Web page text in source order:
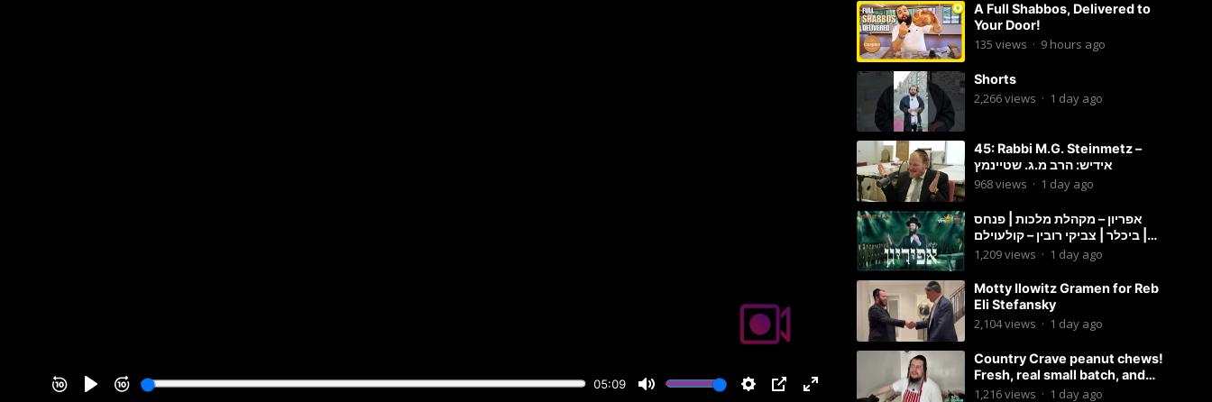
A Full Shabbos, Delivered to
Your Door!
135 views · 9 hours ago
Shorts
2,266views · 1 day ago
45: Rabbi M.G. Steinmetz –
אידיש: הרב מ.ג. שטיינמץ
968views · 1 day ago
אפריון – מקהלת מלכות | פנחס
ביכלר | צביקי רובין – קולעוילם |
Malchus Choir, Tzviki Rubin
1,209views · 1 day ago
Motty Ilowitz Gramen for Reb
Eli Stefansky
2,104views · 1 day ago
Country Crave peanut chews!
Fresh, real small batch, and
soft! – Status Island
1,216views · 1 day ago